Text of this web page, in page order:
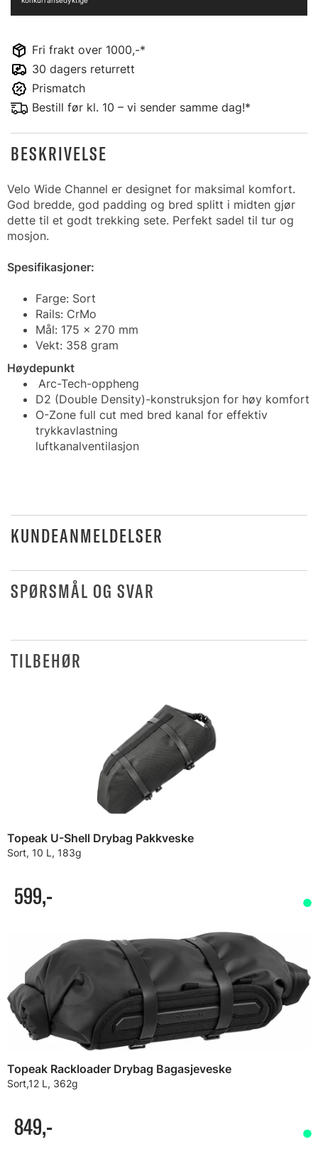
Fri frakt over 1000,-*
30 dagers returrett
Prismatch
Bestill før kl. 10 – vi sender samme dag!*
BESKRIVELSE
Velo Wide Channel er designet for maksimal komfort.
God bredde, god padding og bred splitt i midten gjør
dette til et godt trekking sete. Perfekt sadel til tur og
mosjon.
Spesifikasjoner:
Farge: Sort
Rails: CrMo
Mål: 175 x 270 mm
Vekt: 358 gram
Høydepunkt
Arc-Tech-oppheng
D2 (Double Density)-konstruksjon for høy komfort
O-Zone full cut med bred kanal for effektiv
trykkavlastning
luftkanalventilasjon
KUNDEANMELDELSER
SPØRSMÅL OG SVAR
TILBEHØR
Topeak U-Shell Drybag Pakkveske
Sort, 10 L, 183g
599,-
Topeak Rackloader Drybag Bagasjeveske
Sort,12 L, 362g
849,-